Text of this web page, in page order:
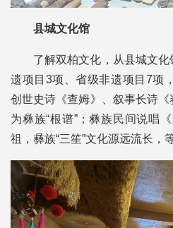
县城文化馆
了解双柏文化，从县城文
遗项目3项、省级非遗项目7项
创世史诗《查姆》、叙事长诗
为彝族“根谱”；彝族民间说唱
祖，彝族“三笙”文化源远流长，